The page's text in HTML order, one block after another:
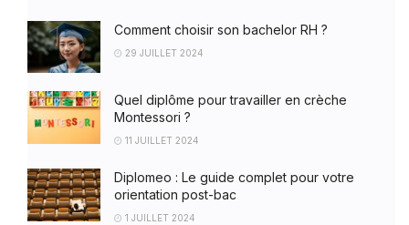
Comment choisir son bachelor RH ?
29 JUILLET 2024
Quel diplôme pour travailler en crèche
Montessori ?
11 JUILLET 2024
Diplomeo : Le guide complet pour votre
orientation post-bac
1 JUILLET 2024